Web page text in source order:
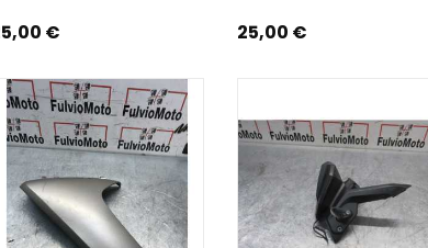
€ Prix
25,00 €